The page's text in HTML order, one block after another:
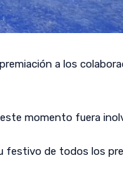
a los
momento fuera
festivo de todos los